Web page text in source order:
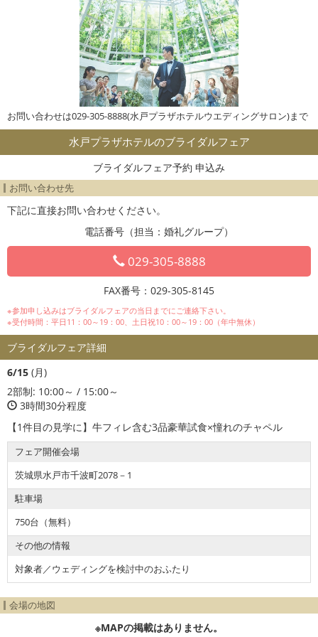
お問い合わせは029-305-8888(水戸プラザホテルウエディングサロン)まで
水戸プラザホテルのブライダルフェア
ブライダルフェア予約 申込み
お問い合わせ先
下記に直接お問い合わせください。
電話番号（担当：婚礼グループ）
029-305-8888
FAX番号：029-305-8145
※参加申し込みはブライダルフェアの当日までにご連絡下さい。
※受付時間：平日11：00～19：00、土日祝10：00～19：00（年中無休）
ブライダルフェア詳細
6/15 (月)
2部制: 10:00～ / 15:00～
3時間30分程度
【1件目の見学に】牛フィレ含む3品豪華試食×憧れのチャペル
フェア開催会場
茨城県水戸市千波町2078－1
駐車場
750台（無料）
その他の情報
対象者／ウェディングを検討中のおふたり
会場の地図
※MAPの掲載はありません。